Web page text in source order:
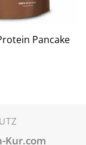
Pancake
Kur.com